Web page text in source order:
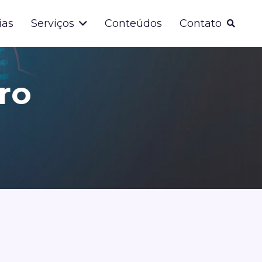
Serviços Conteúdos Contato